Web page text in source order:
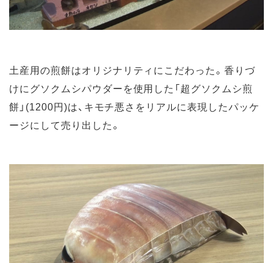
土産用の煎餅はオリジナリティにこだわった。香りづ
けにグソクムシパウダーを使用した「超グソクムシ煎
餅」(1200円)は、キモチ悪さをリアルに表現したパッケ
ージにして売り出した。